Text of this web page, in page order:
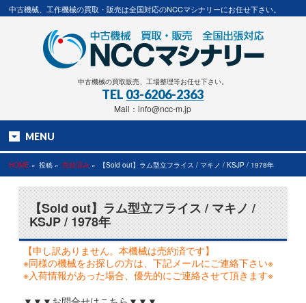
中古機械、工作機械の買取・販売は全国対応のNCCマシナリーにお任せ下さい。
中古機械の買取販売、工場整理等お任せ下さい。
TEL 03-6206-2363
Mail：info@ncc-m.jp
MENU
HOME » 投稿 » 売却済み » 【Sold out】ラム型立フライス / マキノ / KSJP / 1978年
【Sold out】ラム型立フライス / マキノ /
KSJP / 1978年
【申し訳ありません。本機械は売約済です】
※同様の機械をお探しの方は、下記メールにご連絡下さい※
※入荷情報があった場合、優先的にご連絡させて頂きます※